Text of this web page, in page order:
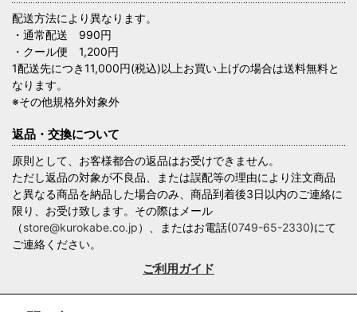
配送方法により異なります。
・通常配送 990円
・クール便 1,200円
1配送先につき11,000円(税込)以上お買い上げの場合は送料無料と
なります。
※その他規格外対象外
返品・交換について
原則として、お客様都合の返品はお受けできません。
ただし返品の対象が不良品、または誤配等の理由により注文商品
と異なる商品を納品した場合のみ、商品到着後3日以内のご連絡に
限り、お受け致します。その際はメール
（store@kurokabe.co.jp）、またはお電話(0749-65-2330)にて
ご連絡ください。
ご利用ガイド